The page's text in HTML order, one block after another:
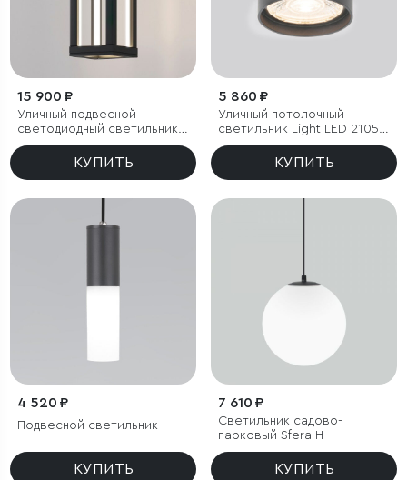
15 900 ₽
Уличный подвесной
светодиодный светильник
Frame LED IP54
КУПИТЬ
5 860 ₽
Уличный потолочный
светильник Light LED 2105
IP54
КУПИТЬ
4 520 ₽
Подвесной светильник
КУПИТЬ
7 610 ₽
Светильник садово-
парковый Sfera H
КУПИТЬ